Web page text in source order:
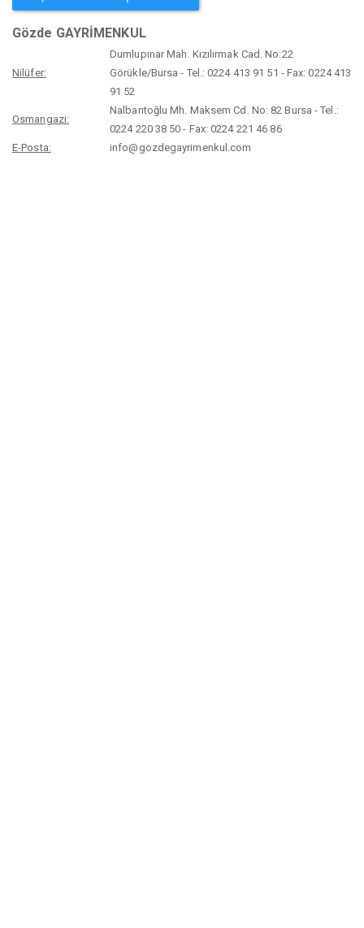
Gözde GAYRİMENKUL
Nilüfer:
Dumlupınar Mah. Kızılırmak Cad. No:22
Görükle/Bursa - Tel.: 0224 413 91 51 - Fax: 0224 413
91 52
Osmangazi:
Nalbantoğlu Mh. Maksem Cd. No: 82 Bursa - Tel.:
0224 220 38 50 - Fax: 0224 221 46 86
E-Posta:
info@gozdegayrimenkul.com